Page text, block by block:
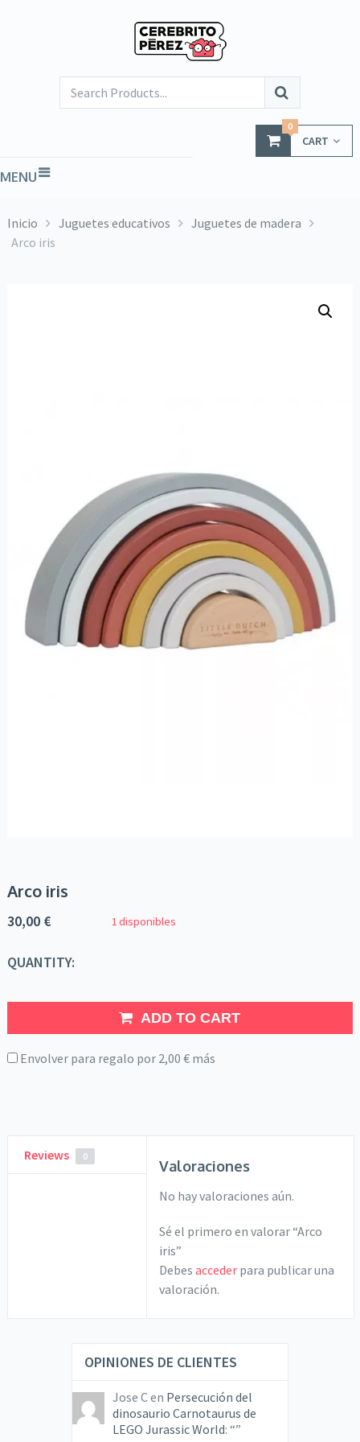
CART
0
MENU
Inicio Juguetes educativos
Juguetes de madera
Arco iris
Arco iris
30,00 € 1 disponibles
QUANTITY:
ADD TO CART
Envolver para regalo por 2,00 €más
Reviews 0
Valoraciones
No hay valoraciones aún.
Sé el primero en valorar “Arco
iris”
Debesacceder para publicar una
valoración.
OPINIONES DE CLIENTES
Jose Cen Persecución del
dinosaurio Carnotaurus de
LEGO Jurassic World: “”